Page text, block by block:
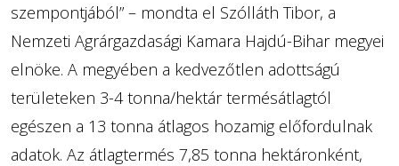
szempontjából” – mondta el Szólláth Tibor, a
Nemzeti Agrárgazdasági Kamara Hajdú-Bihar megyei
elnöke. A megyében a kedvezőtlen adottságú
területeken 3-4 tonna/hektár termésátlagtól
egészen a 13 tonna átlagos hozamig előfordulnak
adatok. Az átlagtermés 7,85 tonna hektáronként,